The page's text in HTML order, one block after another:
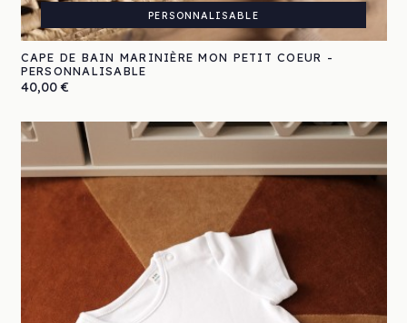
PERSONNALISABLE
CAPE DE BAIN MARINIÈRE MON PETIT COEUR -
PERSONNALISABLE
Prix
40,00 €